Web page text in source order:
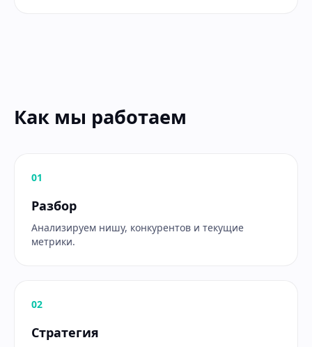
Как мы работаем
01
Разбор
Анализируем нишу, конкурентов и текущие
метрики.
02
Стратегия